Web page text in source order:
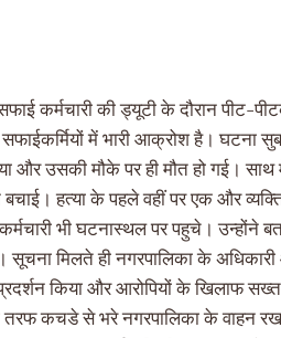
कर्मचारी की ड्यूटी के दौरान पीट-
से सफाईकर्मियों में भारी आक्रोश है।
उसकी मौके पर ही मौत हो गई। साथ
हत्या के पहले वहीं पर एक और
भी घटनास्थल पर पहुचे। उन्होंने
मिलते ही नगरपालिका के अधिकारी
किया और आरोपियों के खिलाफ सख्त
तरफ कचडे से भरे नगरपालिका के वाहन